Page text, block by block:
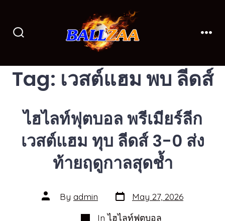
content
Tag: เวสต์แฮม พบ ลีดส์
ไฮไลท์ฟุตบอล พรีเมียร์ลีก
เวสต์แฮม ทุบ ลีดส์ 3-0 ส่ง
ท้ายฤดูกาลสุดช้ำ
Post
author
By admin Post
date
May 27, 2026
Categories
Inไฮไลท์ฟุตบอล